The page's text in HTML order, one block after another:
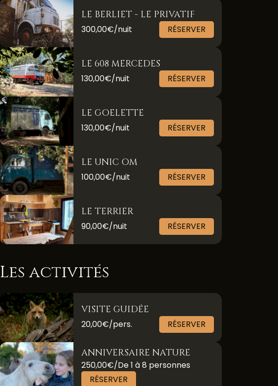
LE BERLIET - LE PRIVATIF
300,00€/nuit RÉSERVER
LE 608 MERCEDES
130,00€/nuit RÉSERVER
LE GOELETTE
130,00€/nuit RÉSERVER
LE UNIC OM
100,00€/nuit RÉSERVER
LE TERRIER
90,00€/nuit RÉSERVER
Les activités
VISITE GUIDÉE
20,00€/pers. RÉSERVER
ANNIVERSAIRE NATURE
250,00€/De 1 à 8 personnes
RÉSERVER